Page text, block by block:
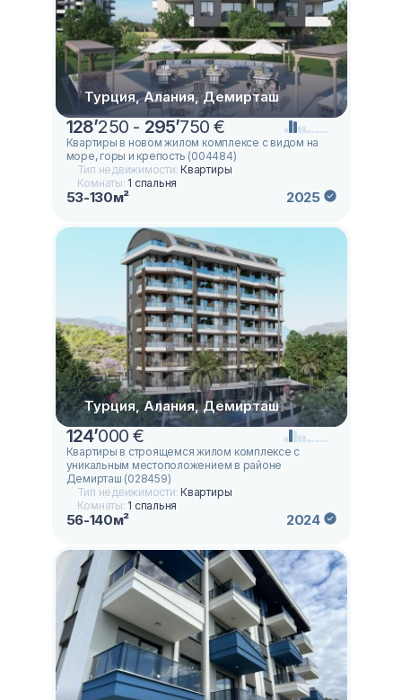
Турция, Алания, Демирташ
128’250 - 295’750 €
Квартиры в новом жилом комплексе с видом на
море, горы и крепость (004484)
Тип недвижимости:Квартиры
Комнаты: 1 спальня
53-130м² 2025
Турция, Алания, Демирташ
124’000 €
Квартиры в строящемся жилом комплексе с
уникальным местоположением в районе
Демирташ (028459)
Тип недвижимости:Квартиры
Комнаты: 1 спальня
56-140м² 2024